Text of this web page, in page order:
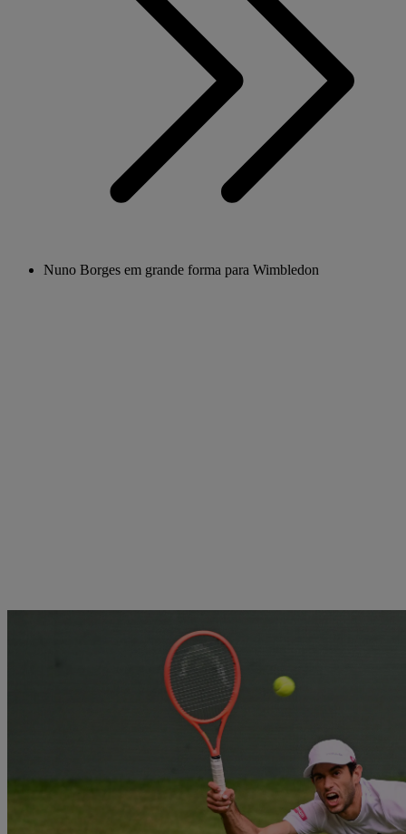
Nuno Borges em grande forma para Wimbledon